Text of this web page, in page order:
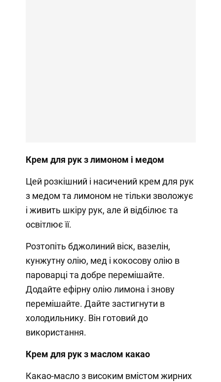
Крем для рук з лимоном і медом
Цей розкішний і насичений крем для рук
з медом та лимоном не тільки зволожує
і живить шкіру рук, але й відбілює та
освітлює її.
Розтопіть бджолиний віск, вазелін,
кунжутну олію, мед і кокосову олію в
пароварці та добре перемішайте.
Додайте ефірну олію лимона і знову
перемішайте. Дайте застигнути в
холодильнику. Він готовий до
використання.
Крем для рук з маслом какао
Какао-масло з високим вмістом жирних